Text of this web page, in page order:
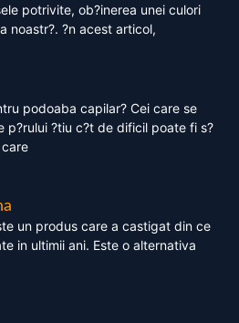
potrivite, ob?inerea unei culori
noastr?. ?n acest articol,
podoaba capilar? Cei care se
p?rului ?tiu c?t de dificil poate fi s?
un produs care a castigat din ce
in ultimii ani. Este o alternativa